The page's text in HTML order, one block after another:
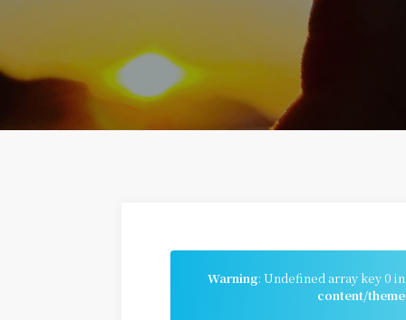
Warning: Undefined array key 0
content/